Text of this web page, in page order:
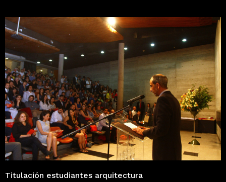
Titulación estudiantes arquitectura